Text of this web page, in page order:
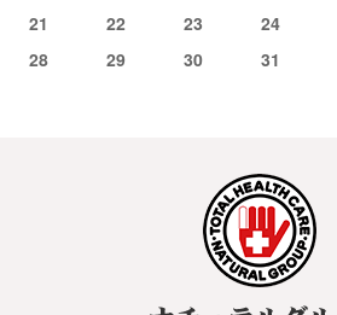
21
22 23 24
28
29 30 31